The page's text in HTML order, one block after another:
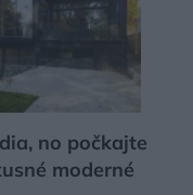
no počkajte
moderné